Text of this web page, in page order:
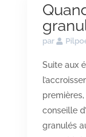
par
Suite aux
conseille
granulés